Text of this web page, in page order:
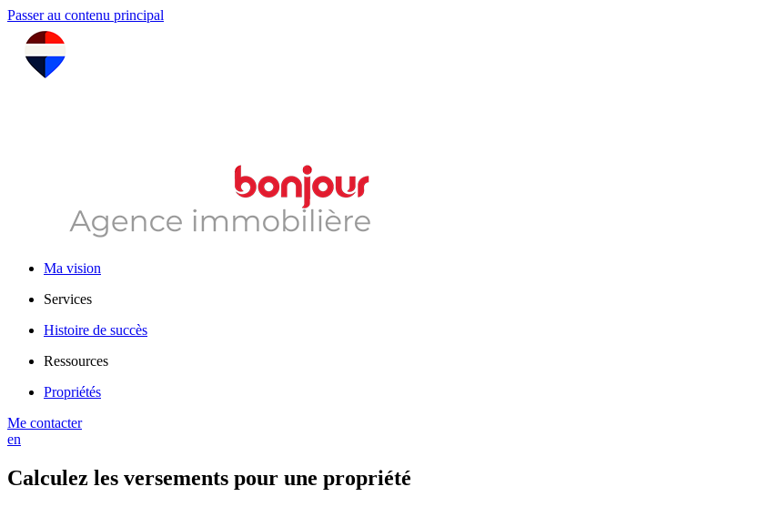
Passer au contenu principal
Ma vision
Services
Histoire de succès
Ressources
Propriétés
Me contacter
en
Calculez les versements pour une propriété